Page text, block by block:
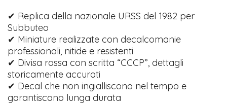
✔ Replica della nazionale URSS del 1982 per
Subbuteo
✔ Miniature realizzate con decalcomanie
professionali, nitide e resistenti
✔ Divisa rossa con scritta “CCCP”, dettagli
storicamente accurati
✔ Decal che non ingialliscono nel tempo e
garantiscono lunga durata